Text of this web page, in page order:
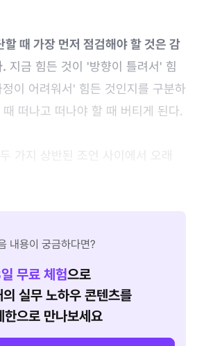
할 때 가장 먼저 점검해야 할 것은 감
. 지금 힘든 것이 '방향이 틀려서' 힘
이 어려워서' 힘든 것인지를 구분하
떠나고 떠나야 할 때 버티게 된다.
가지 상반된 조언 사이에서 오래
내용이 궁금하다면?
일 무료 체험으로
실무 노하우 콘텐츠를
한으로 만나보세요